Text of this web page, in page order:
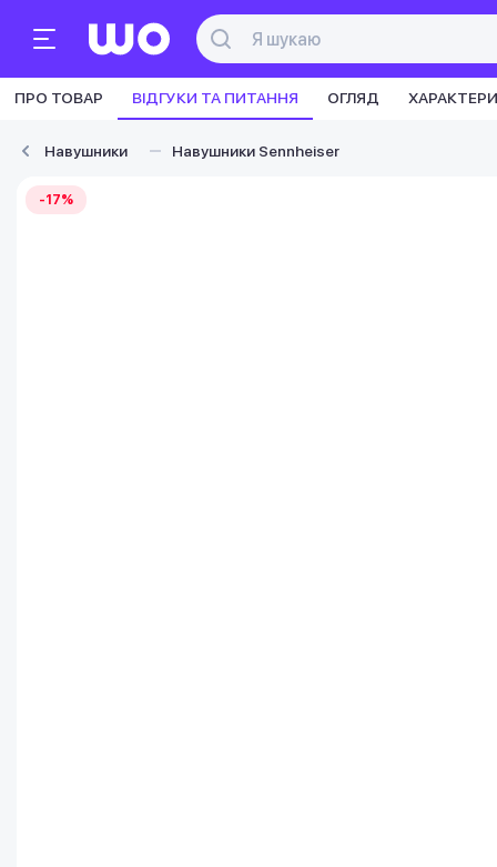
ПРО ТОВАР ВІДГУКИ ТА ПИТАННЯ ОГЛЯД
Навушники Навушники Sennheiser
-17%